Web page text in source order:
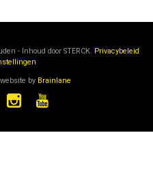
- Inhoud door STERCK. Privacybeleid
by Brainlane